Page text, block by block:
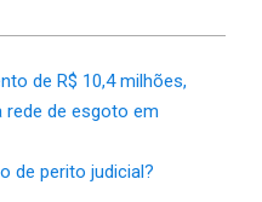
de R$ 10,4 milhões,
rede de esgoto em
de perito judicial?